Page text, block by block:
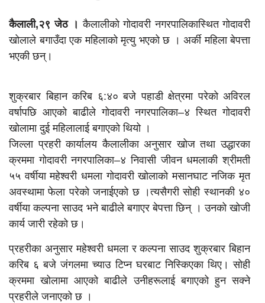
कैलाली,२९ जेठ । कैलालीको गोदावरी नगरपालिकास्थित गोदावरी
खोलाले बगाउँदा एक महिलाको मृत्यु भएको छ । अर्की महिला बेपत्ता
भएकी छन्।
शुक्रबार बिहान करिब ६:४० बजे पहाडी क्षेत्रमा परेको अविरल
वर्षापछि आएको बाढीले गोदावरी नगरपालिका–४ स्थित गोदावरी
खोलामा दुई महिलालाई बगाएको थियो ।
जिल्ला प्रहरी कार्यालय कैलालीका अनुसार खोज तथा उद्धारका
क्रममा गोदावरी नगरपालिका–४ निवासी जीवन धमलाकी श्रीमती
५५ वर्षीया महेश्वरी धमला गोदावरी खोलाको मसानघाट नजिक मृत
अवस्थामा फेला परेको जनाईएको छ ।त्यसैगरी सोही स्थानकी ४०
वर्षीया कल्पना साउद भने बाढीले बगाएर बेपत्ता छिन् । उनको खोजी
कार्य जारी रहेको छ।
प्रहरीका अनुसार महेश्वरी धमला र कल्पना साउद शुक्रबार बिहान
करिब ६ बजे जंगलमा च्याउ टिप्न घरबाट निस्किएका थिए। सोही
क्रममा खोलामा आएको बाढीले उनीहरूलाई बगाएको हुन सक्ने
प्रहरीले जनाएको छ ।